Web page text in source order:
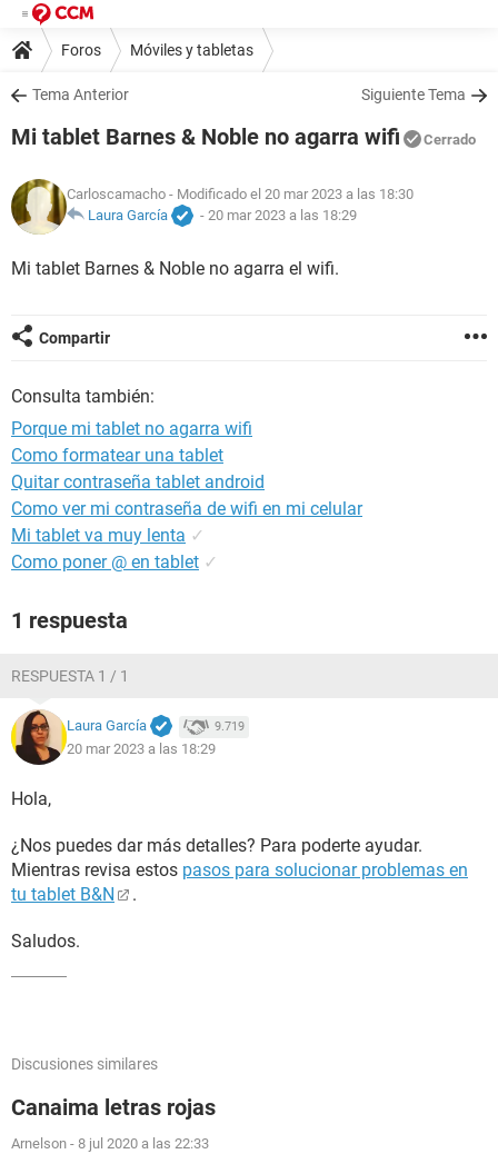
Foros Móviles y tabletas
Tema Anterior Siguiente Tema
Mi tablet Barnes & Noble no agarra wifi Cerrado
Carloscamacho - Modificado el 20 mar 2023 a las 18:30
Laura García
- 20 mar 2023 a las 18:29
Mi tablet Barnes & Noble no agarra el wifi.
Compartir
Consulta también:
Porque mi tablet no agarra wifi
Como formatear una tablet
Quitar contraseña tablet android
Como ver mi contraseña de wifi en mi celular
Mi tablet va muy lenta ✓
Como poner @ en tablet ✓
1 respuesta
RESPUESTA 1 / 1
Laura García 9.719
20 mar 2023 a las 18:29
Hola,
¿Nos puedes dar más detalles? Para poderte ayudar.
Mientras revisa estos pasos para solucionar problemas en
tu tablet B&N
.
Saludos.
Discusiones similares
Canaima letras rojas
Arnelson - 8 jul 2020 a las 22:33